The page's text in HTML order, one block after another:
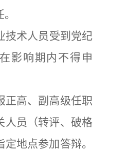
技术人员受到党纪
影响期内不得申
正高、副高级任职
人员（转评、破格
地点参加答辩。